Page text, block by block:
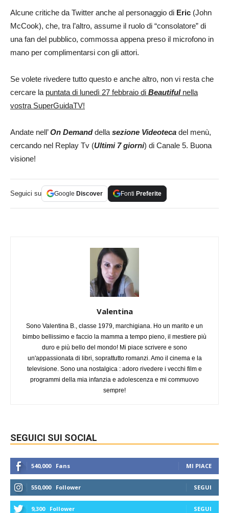
Alcune critiche da Twitter anche al personaggio di Eric (John
McCook), che, tra l’altro, assume il ruolo di “consolatore” di
una fan del pubblico, commossa appena preso il microfono in
mano per complimentarsi con gli attori.
Se volete rivedere tutto questo e anche altro, non vi resta che
cercare la puntata di lunedì 27 febbraio di Beautiful nella
vostra SuperGuidaTV!
Andate nell’On Demand della sezione Videoteca del menù,
cercando nel Replay Tv (Ultimi 7 giorni) di Canale 5. Buona
visione!
Seguici su Google Discover Fonti Preferite
Valentina
Sono Valentina B., classe 1979, marchigiana. Ho un marito e un
bimbo bellissimo e faccio la mamma a tempo pieno, il mestiere più
duro e più bello del mondo! Mi piace scrivere e sono
un'appassionata di libri, soprattutto romanzi. Amo il cinema e la
televisione. Sono una nostalgica : adoro rivedere i vecchi film e
programmi della mia infanzia e adolescenza e mi commuovo
sempre!
SEGUICI SUI SOCIAL
540,000 Fans MI PIACE
550,000 Follower SEGUI
9,300 Follower SEGUI